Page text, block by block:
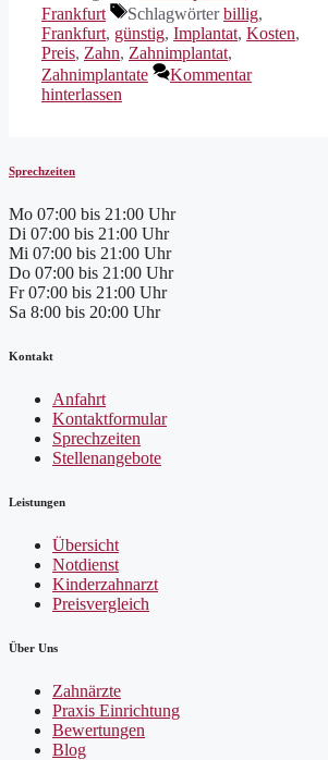
Frankfurt
Schlagwörterbillig,
Frankfurt, günstig, Implantat, Kosten,
Preis, Zahn, Zahnimplantat,
Zahnimplantate
Kommentar
hinterlassen
Sprechzeiten
Mo 07:00 bis 21:00 Uhr
Di 07:00 bis 21:00 Uhr
Mi 07:00 bis 21:00 Uhr
Do 07:00 bis 21:00 Uhr
Fr 07:00 bis 21:00 Uhr
Sa 8:00 bis 20:00 Uhr
Kontakt
Anfahrt
Kontaktformular
Sprechzeiten
Stellenangebote
Leistungen
Übersicht
Notdienst
Kinderzahnarzt
Preisvergleich
Über Uns
Zahnärzte
Praxis Einrichtung
Bewertungen
Blog